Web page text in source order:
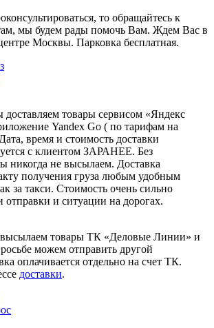
то обращайтесь к
мы будем рады помочь Вам. Ждем Вас в
Москвы. Парковка бесплатная.
товары сервисом «Яндекс
Yandex Go ( по тарифам на
время и стоимость доставки
с клиентом ЗАРАНЕЕ. Без
никогда не высылаем. Доставка
получения груза любым удобным
за такси. Стоимость очень сильно
отправки и ситуации на дорогах.
товары ТК «Деловые Линии» и
можем отправить другой
оплачивается отдельно на счет ТК.
доставки.